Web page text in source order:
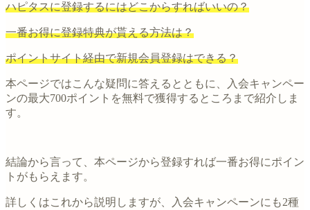
ハピタスに登録するにはどこからすればいいの？
一番お得に登録特典が貰える方法は？
ポイントサイト経由で新規会員登録はできる？
本ページではこんな疑問に答えるとともに、入会キャンペー
ンの最大700ポイントを無料で獲得するところまで紹介しま
す。
結論から言って、本ページから登録すれば一番お得にポイン
トがもらえます。
詳しくはこれから説明しますが、入会キャンペーンにも2種